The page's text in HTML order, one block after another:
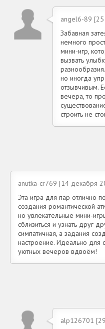
angel6-89
Забавная
немного
мини-игр,
вызвать
но иногда
отзывчивым.
вечера, то
строить не
anutka-cr769 [14 декабря
Эта игра для пар отлично
создания романтической
но увлекательные мини-
сблизиться и узнать друг
симпатичная, а задания
настроение. Идеально для
уютных вечеров вдвоём!
alp126701